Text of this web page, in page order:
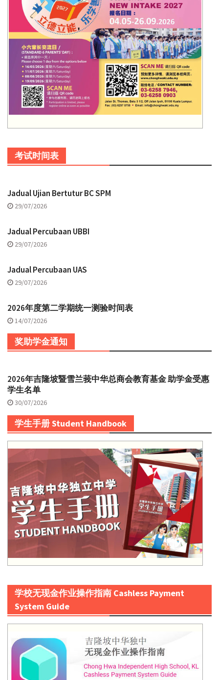
考试时间表
Jadual Ujian Bertutur BC SPM
29/07/2026
Jadual Percubaan UBBI
29/07/2026
Jadual Percubaan UAS
29/07/2026
2026年度第二学期统一测验时间表
14/07/2026
奖助学金通知
2026年吉隆坡暨雪兰莪中华总商会教育基金 助学金受惠
学生名单
30/07/2026
学生手册 Student Handbook
学校无现金作业操作指南 Cashless Payment
System Guide